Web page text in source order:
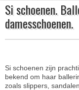
Si schoenen.
damesschoenen.
Si schoenen zijn
bekend om haar
zoals slippers,